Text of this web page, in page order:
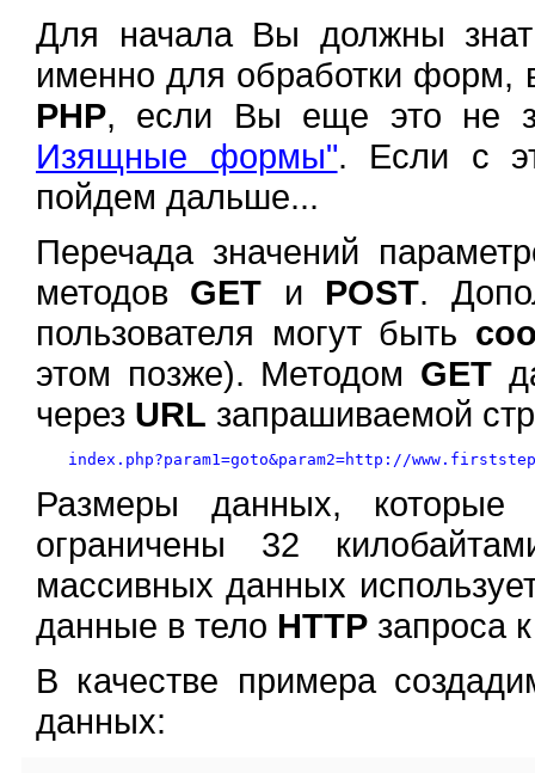
Для начала Вы должны
именно для обработки форм,
PHP, если Вы еще это не
Изящные формы". Если с
пойдем дальше...
Перечада значений
методов GET и POST.
пользователя могут быть
этом позже). Методом GET
через URL запрашиваемой
Размеры данных, которые
ограничены 32
массивных данных
данные в тело HTTP запроса
В качестве примера
данных: